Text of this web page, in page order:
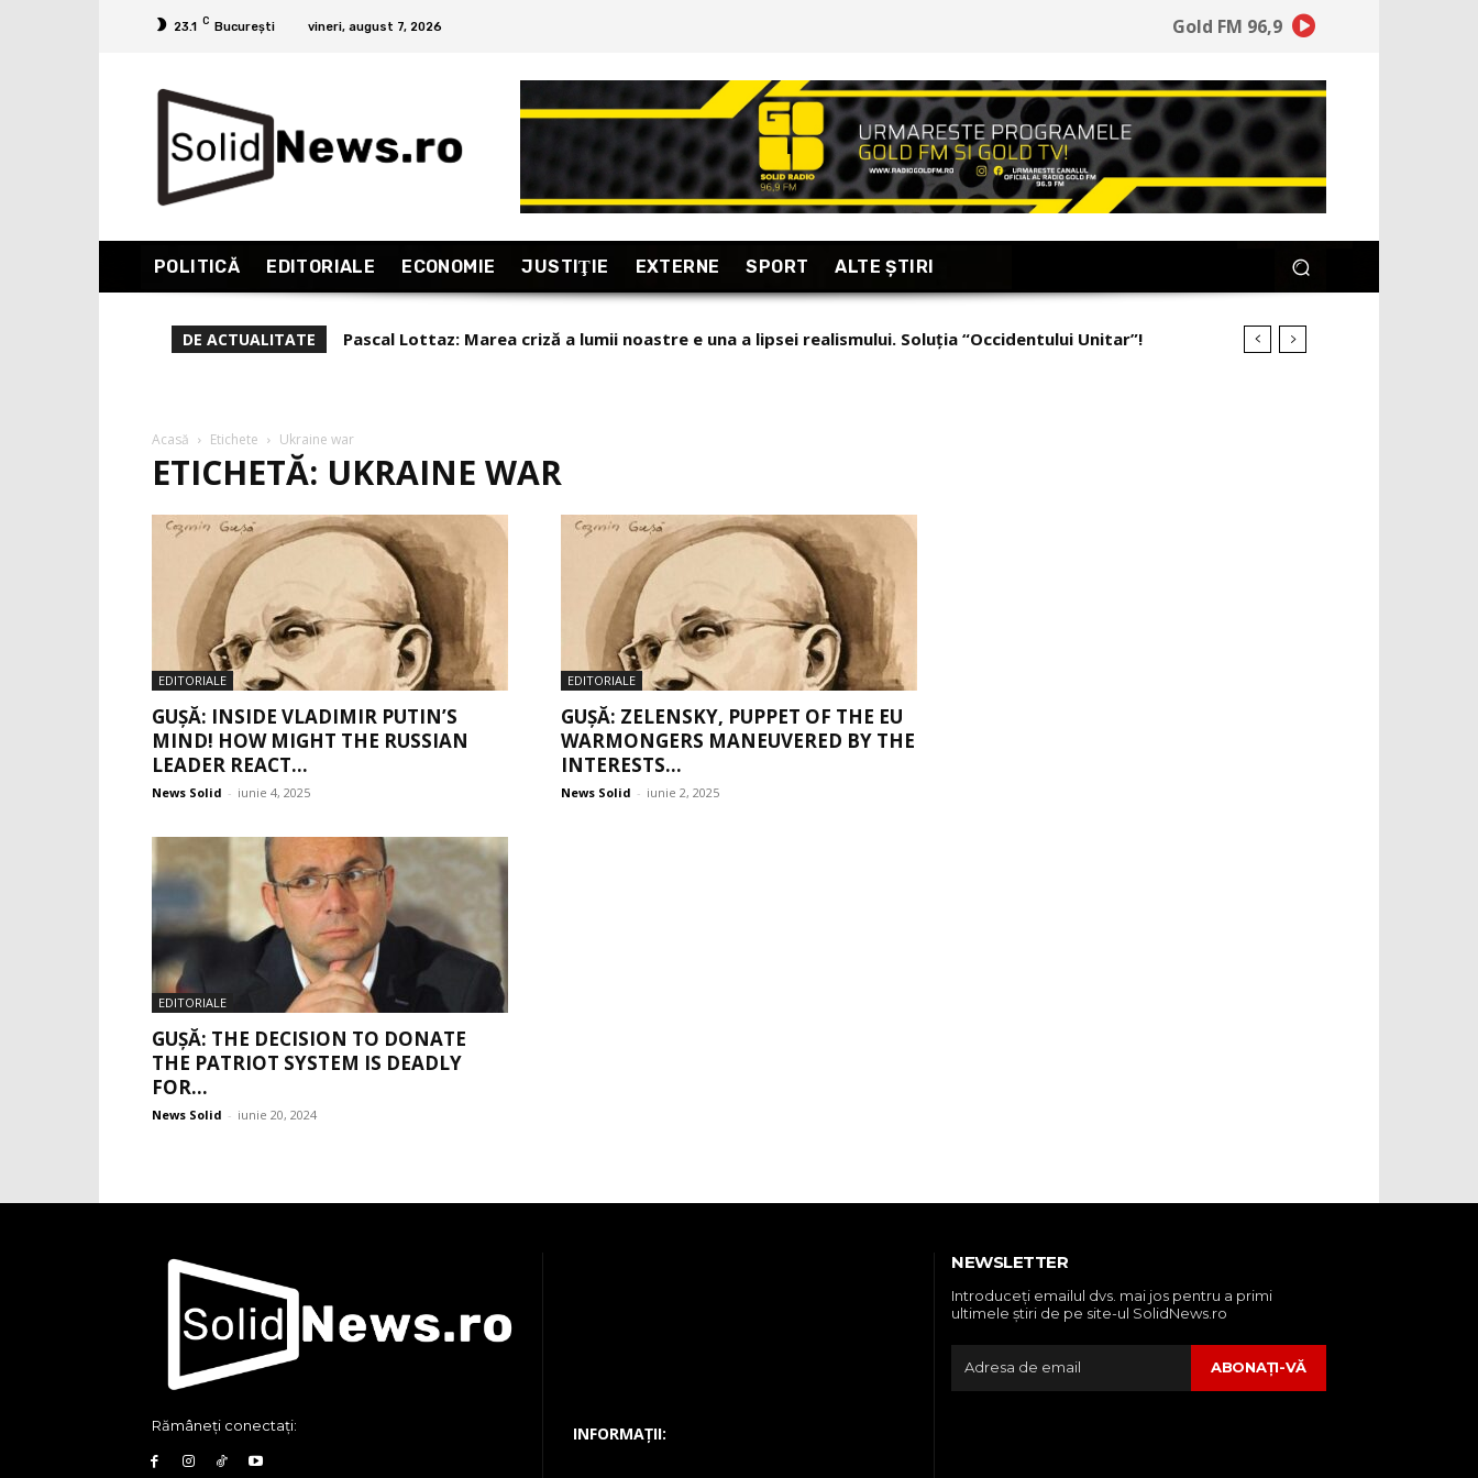
23.1 C București vineri, august 7, 2026 Gold FM 96,9
POLITICĂ EDITORIALE ECONOMIE JUSTIŢIE EXTERNE SPORT ALTE ŞTIRI
DE ACTUALITATE Pascal Lottaz: Marea criză a lumii noastre e una a lipsei realismului. Soluția “Occidentului Unitar”!
Liviu Alexa, reportaj excepțional din Armenia, “țara care se uită în fiecare dimineață la ce a pierdut”!
Acasă Etichete Ukraine war
ETICHETĂ: UKRAINE WAR
EDITORIALE
GUȘĂ: INSIDE VLADIMIR PUTIN’S
MIND! HOW MIGHT THE RUSSIAN
LEADER REACT...
News Solid - iunie 4, 2025
EDITORIALE
GUȘĂ: ZELENSKY, PUPPET OF THE EU
WARMONGERS MANEUVERED BY THE
INTERESTS...
News Solid - iunie 2, 2025
EDITORIALE
GUȘĂ: THE DECISION TO DONATE
THE PATRIOT SYSTEM IS DEADLY
FOR...
News Solid - iunie 20, 2024
Rămâneți conectați: INFORMAȚII:
NEWSLETTER
Introduceţi emailul dvs. mai jos pentru a primi
ultimele ştiri de pe site-ul SolidNews.ro
ABONAŢI-VĂ